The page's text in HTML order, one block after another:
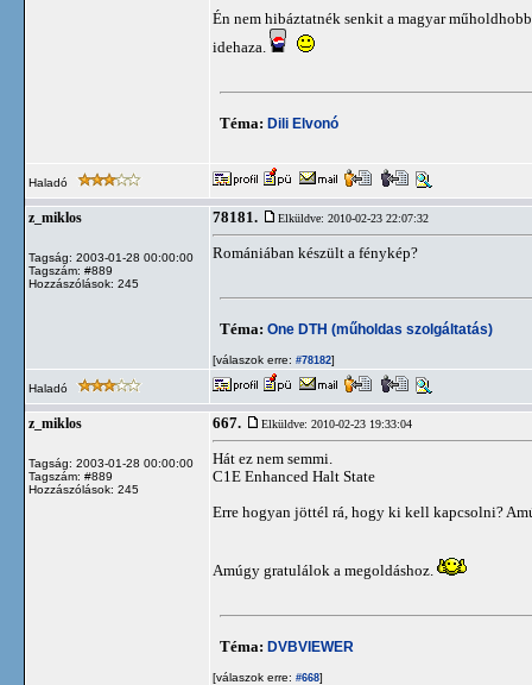
Én nem hibáztatnék senkit a magyar
idehaza.
Téma: Dili Elvonó
Haladó
z_miklos
Tagság: 2003-01-28 00:00:00
Tagszám: #889
Hozzászólások: 245
78181. Elküldve: 2010-02-23 22:07:32
Romániában készült a fénykép?
Téma: One DTH (műholdas szolgáltatás)
[válaszok erre: #78182]
Haladó
z_miklos
Tagság: 2003-01-28 00:00:00
Tagszám: #889
Hozzászólások: 245
667. Elküldve: 2010-02-23 19:33:04
Hát ez nem semmi.
C1E Enhanced Halt State
Erre hogyan jöttél rá, hogy ki kell kapcsolni?
Amúgy gratulálok a megoldáshoz.
Téma: DVBVIEWER
[válaszok erre: #668]